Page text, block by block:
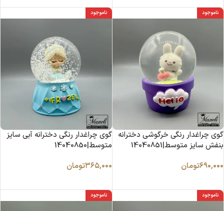
ناموجود
گوی چراغدار رنگی خرگوشی دخترانه
بنفش سایز متوسط|14040851
۶۹۰,۰۰۰تومان
ناموجود
گوی چراغدار رنگی دخترانه آبی سایز
متوسط|14040850
۳۶۵,۰۰۰تومان
ناموجود ناموجود